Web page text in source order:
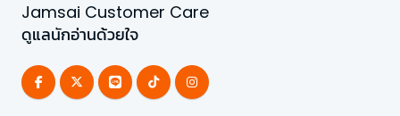
Jamsai Customer Care
ดูแลนักอ่านด้วยใจ